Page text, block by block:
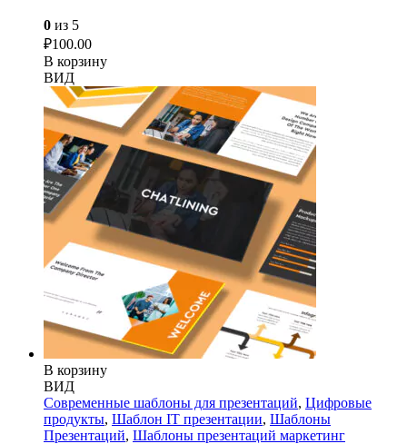
0 из 5
₽100.00
В корзину
ВИД
В корзину
ВИД
Современные шаблоны для презентаций, Цифровые
продукты, Шаблон IT презентации, Шаблоны
Презентаций, Шаблоны презентаций маркетинг